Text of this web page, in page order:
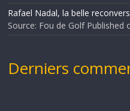
Rafael Nadal, la belle
Source: Fou de Golf Published
Derniers